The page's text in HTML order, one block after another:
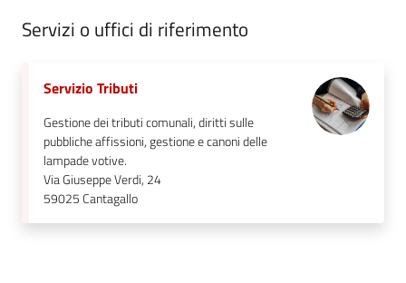
Servizi o uffici di riferimento
Servizio Tributi
Gestione dei tributi comunali, diritti sulle
pubbliche affissioni, gestione e canoni delle
lampade votive.
Via Giuseppe Verdi, 24
59025Cantagallo